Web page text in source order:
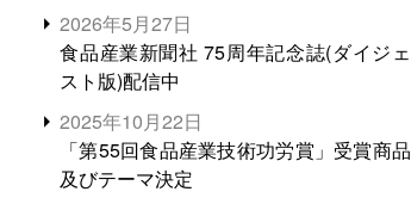
2026年5月27日
食品産業新聞社 75周年記念誌(ダイジェ
スト版)配信中
2025年10月22日
「第55回食品産業技術功労賞」受賞商品
及びテーマ決定